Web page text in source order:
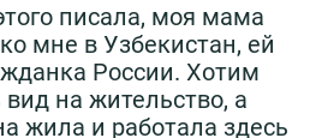
писала, моя мама
мне в Узбекистан, ей
России. Хотим
на жительство, а
жила и работала здесь